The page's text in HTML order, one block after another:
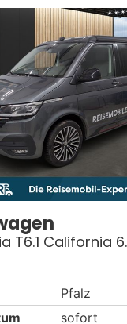
T6.1 California
Pfalz
sofort